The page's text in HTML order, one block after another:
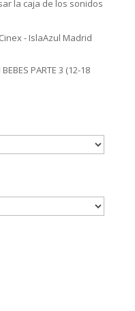
la caja de los sonidos
- IslaAzul Madrid
PARTE 3 (12-18